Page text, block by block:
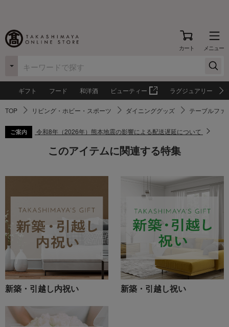
カート メニュー
ギフト フード 和洋酒 ビューティー ラグジュアリー
TOP リビング・ホビー・スポーツ ダイニンググッズ テーブルファ
ご案内 令和8年（2026年）熊本地震の影響による配送遅延について
このアイテムに関連する特集
新築・引越し内祝い 新築・引越し祝い